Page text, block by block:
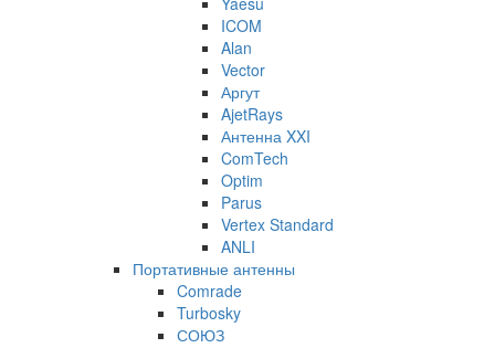
ICOM
Alan
Vector
Аргут
AjetRays
Антенна XXI
ComTech
Optim
Parus
Vertex Standard
ANLI
Портативные антенны
Comrade
Turbosky
СОЮЗ